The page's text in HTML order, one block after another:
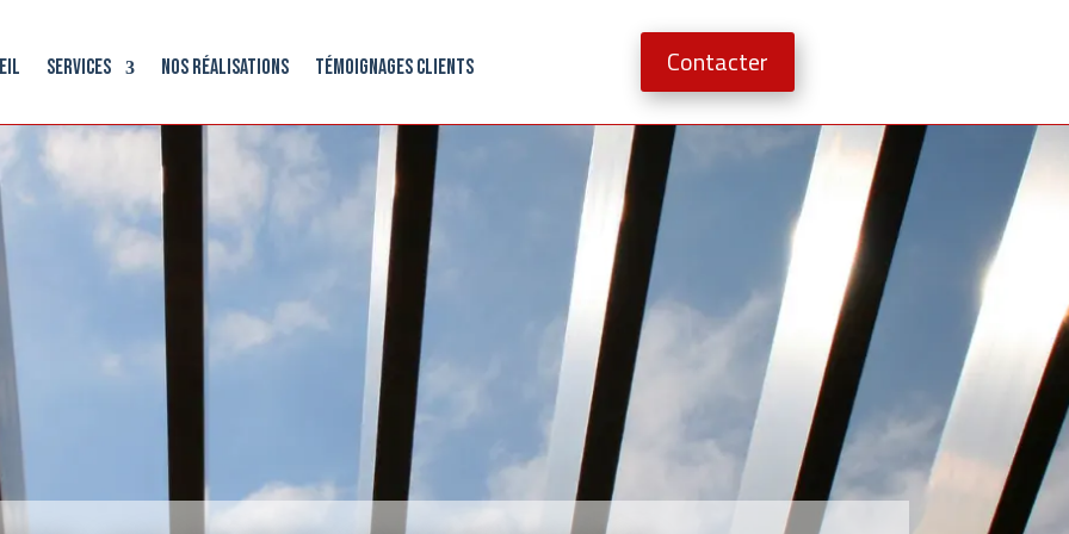
Services Nos réalisations Témoignages clients Contacter